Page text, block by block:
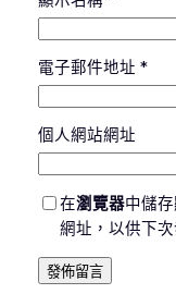
電子郵件地址 *
個人網站網址
在瀏覽器中儲
網址，以供下